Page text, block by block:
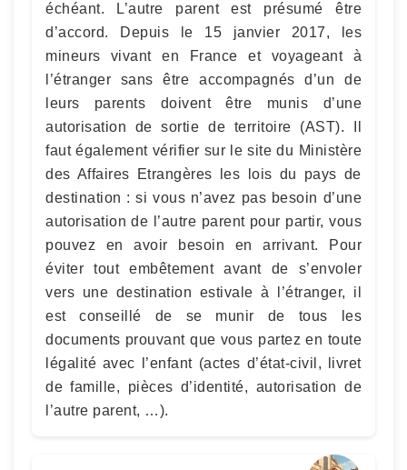
échéant. L’autre parent est présumé être
d’accord. Depuis le 15 janvier 2017, les
mineurs vivant en France et voyageant à
l’étranger sans être accompagnés d’un de
leurs parents doivent être munis d’une
autorisation de sortie de territoire (AST). Il
faut également vérifier sur le site du Ministère
des Affaires Etrangères les lois du pays de
destination : si vous n’avez pas besoin d’une
autorisation de l’autre parent pour partir, vous
pouvez en avoir besoin en arrivant. Pour
éviter tout embêtement avant de s’envoler
vers une destination estivale à l’étranger, il
est conseillé de se munir de tous les
documents prouvant que vous partez en toute
légalité avec l’enfant (actes d’état-civil, livret
de famille, pièces d’identité, autorisation de
l’autre parent, …).